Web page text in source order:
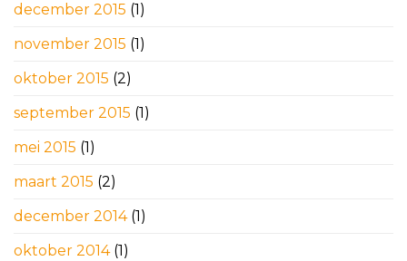
december 2015 (1)
november 2015 (1)
oktober 2015 (2)
september 2015 (1)
mei 2015 (1)
maart 2015 (2)
december 2014(1)
oktober 2014(1)